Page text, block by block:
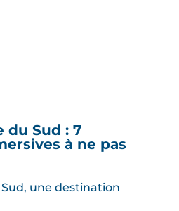
du Sud : 7
à ne pas
une destination